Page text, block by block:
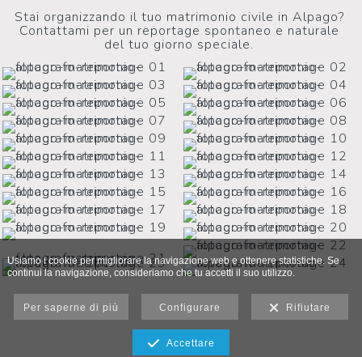
Stai organizzando il tuo matrimonio civile in Alpago?
Contattami per un reportage spontaneo e naturale
del tuo giorno speciale.
Usiamo i cookie per migliorare la navigazione web e ottenere statistiche. Se
continui la navigazione, consideriamo che tu accetti il suo utilizzo.
Per saperne di più Configurare Rifiutare
Accettare